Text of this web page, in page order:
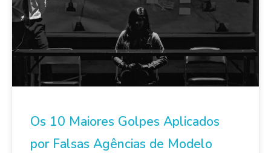
Os 10 Maiores Golpes Aplicados
por Falsas Agências de Modelo